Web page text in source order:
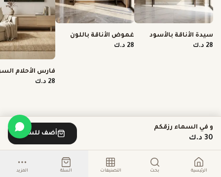
سيدة الأناقة بالأسود
والأبيض
28 د.ك
غموض الأناقة باللون
القرمزي
28 د.ك
فارس الأحلام
28 د.ك
و في السماء رزقكم
30 د.ك
أضف للسلة
الرئيسية بحث التصنيفات السلة المزيد